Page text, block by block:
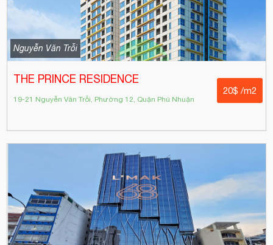
Nguyễn Văn Trỗi
THE PRINCE RESIDENCE
19-21 Nguyễn Văn Trỗi, Phường 12, Quận Phú Nhuận
20$ /m2